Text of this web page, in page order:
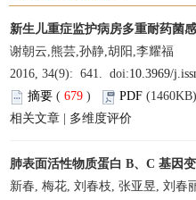
新生儿重症监护病房多重耐药菌
谢朝云,熊芸,孙静,胡阳,李耀福
2016, 34(9): 641. doi:10.3969/
摘要 (679 ) PDF
相关文章
多维度评价
肺表面活性物质蛋白 B、C 基因
新春, 梅花, 刘春枝, 张亚昱, 刘春